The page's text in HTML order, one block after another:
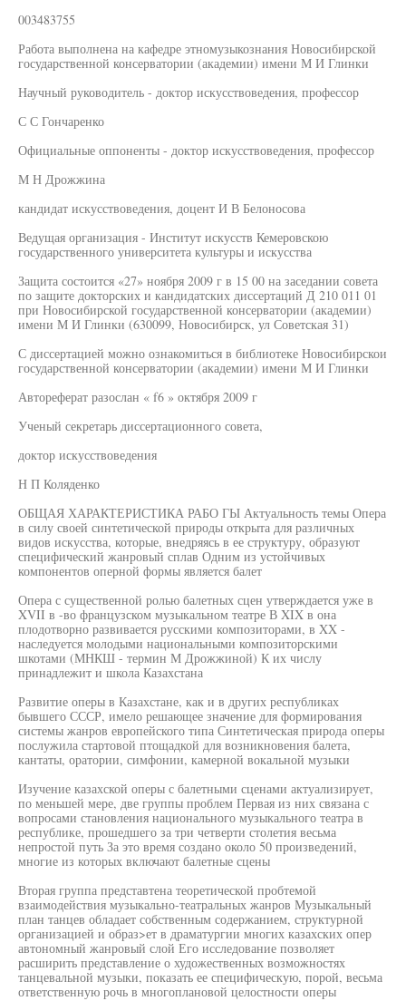
003483755
Работа выполнена на кафедре этномузыкознания Новосибирской
государственной консерватории (академии) имени М И Глинки
Научный руководитель - доктор искусствоведения, профессор
С С Гончаренко
Официальные оппоненты - доктор искусствоведения, профессор
М Н Дрожжина
кандидат искусствоведения, доцент И В Белоносова
Ведущая организация - Институт искусств Кемеровскою
государственного университета культуры и искусства
Защита состоится «27» ноября 2009 г в 15 00 на заседании совета
по защите докторских и кандидатских диссертаций Д 210 011 01
при Новосибирской государственной консерватории (академии)
имени М И Глинки (630099, Новосибирск, ул Советская 31)
С диссертацией можно ознакомиться в библиотеке Новосибирскои
государственной консерватории (академии) имени М И Глинки
Автореферат разослан « f6 » октября 2009 г
Ученый секретарь диссертационного совета,
доктор искусствоведения
Н П Коляденко
ОБЩАЯ ХАРАКТЕРИСТИКА РАБО ГЫ Актуальность темы Опера
в силу своей синтетической природы открыта для различных
видов искусства, которые, внедряясь в ее структуру, образуют
специфический жанровый сплав Одним из устойчивых
компонентов оперной формы является балет
Опера с существенной ролью балетных сцен утверждается уже в
XVII в -во французском музыкальном театре В XIX в она
плодотворно развивается русскими композиторами, в XX -
наследуется молодыми национальными композиторскими
шкотами (МНКШ - термин М Дрожжиной) К их числу
принадлежит и школа Казахстана
Развитие оперы в Казахстане, как и в других республиках
бывшего СССР, имело решающее значение для формирования
системы жанров европейского типа Синтетическая природа оперы
послужила стартовой птощадкой для возникновения балета,
кантаты, оратории, симфонии, камерной вокальной музыки
Изучение казахской оперы с балетными сценами актуализирует,
по меньшей мере, две группы проблем Первая из них связана с
вопросами становления национального музыкального театра в
республике, прошедшего за три четверти столетия весьма
непростой путь За это время создано около 50 произведений,
многие из которых включают балетные сцены
Вторая группа представтена теоретической пробтемой
взаимодействия музыкально-театральных жанров Музыкальный
план танцев обладает собственным содержанием, структурной
организацией и образ>ет в драматургии многих казахских опер
автономный жанровый слой Его исследование позволяет
расширить представление о художественных возможностях
танцевальной музыки, показать ее специфическую, порой, весьма
ответственную рочь в многоплановой целостности оперы